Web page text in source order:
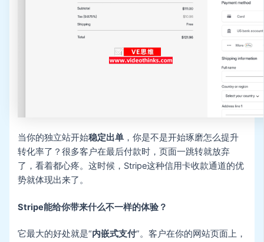
当你的独立站开始稳定出单 ，你是不是开始琢磨怎么提升
转化率了？很多客户在最后付款时，页面一跳转就放弃
了，看着都心疼。这时候，Stripe这种信用卡收款通道的优
势就体现出来了。
Stripe能给你带来什么不一样的体验？
它最大的好处就是“内嵌式支付”。客户在你的网站页面上，